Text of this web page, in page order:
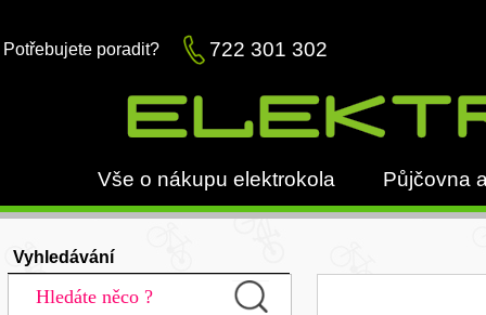
Potřebujete poradit? 722 301 302
Vše o nákupu elektrokola Půjčovna
Vyhledávání